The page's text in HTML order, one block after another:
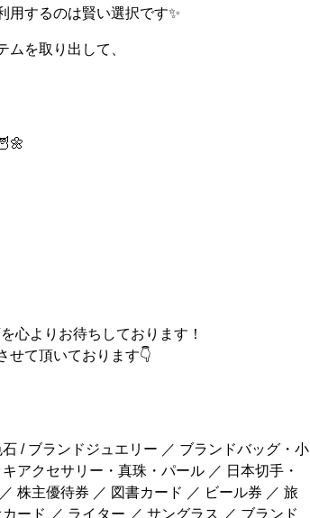
用するのは賢い選択です✨
を取り出して、
心よりお待ちしております！
せて頂いております👇
/ ブランドジュエリー ／ ブランドバッグ・小
アクセサリー・真珠・パール ／ 日本切手・
株主優待券 ／ 図書カード ／ ビール券 ／ 旅
ード ／ ライター ／ サングラス ／ ブランド